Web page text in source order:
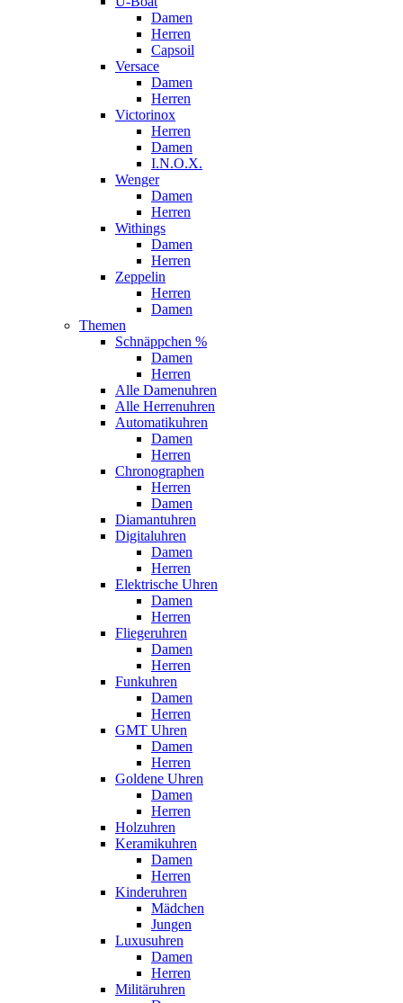
Damen
Herren
Capsoil
Versace
Damen
Herren
Victorinox
Herren
Damen
I.N.O.X.
Wenger
Damen
Herren
Withings
Damen
Herren
Zeppelin
Herren
Damen
Themen
Schnäppchen %
Damen
Herren
Alle Damenuhren
Alle Herrenuhren
Automatikuhren
Damen
Herren
Chronographen
Herren
Damen
Diamantuhren
Digitaluhren
Damen
Herren
Elektrische Uhren
Damen
Herren
Fliegeruhren
Damen
Herren
Funkuhren
Damen
Herren
GMT Uhren
Damen
Herren
Goldene Uhren
Damen
Herren
Holzuhren
Keramikuhren
Damen
Herren
Kinderuhren
Mädchen
Jungen
Luxusuhren
Damen
Herren
Militäruhren